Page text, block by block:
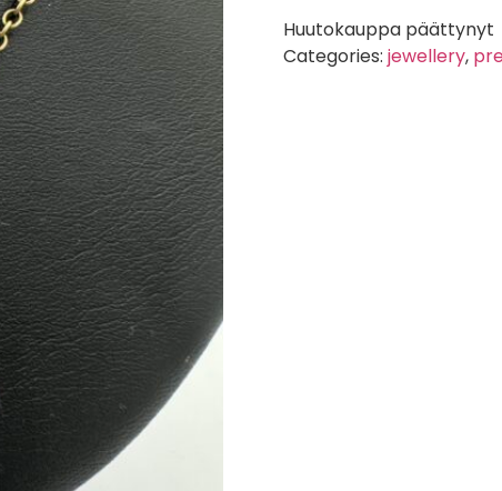
Huutokauppa päättynyt
Categories: jewellery,